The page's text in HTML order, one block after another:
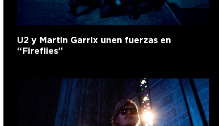
U2 y Martin Garrix unen fuerzas en
“Fireflies”